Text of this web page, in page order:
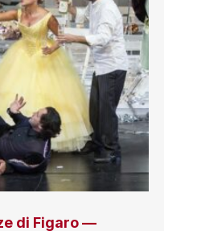
di Figaro —